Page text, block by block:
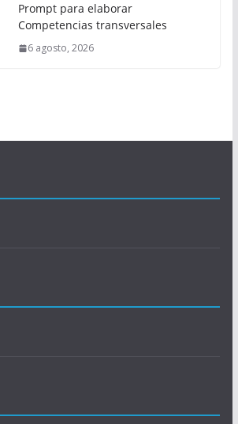
Prompt para elaborar
Competencias transversales
6 agosto, 2026